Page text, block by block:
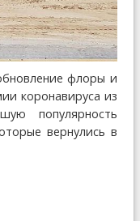
флоры и
коронавируса из
популярность
вернулись в